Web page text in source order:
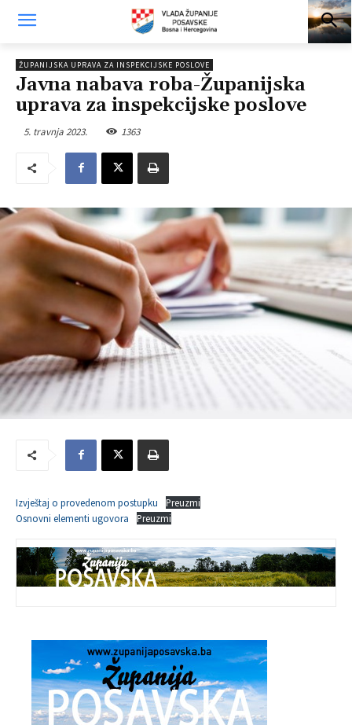
ŽUPANIJSKA UPRAVA ZA INSPEKCIJSKE POSLOVE
Javna nabava roba-Županijska
uprava za inspekcijske poslove
5. travnja 2023. 1363
Izvještaj o provedenom postupku
Preuzmi
Osnovni elementi ugovora
Preuzmi